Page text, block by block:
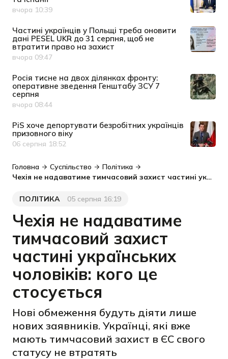
Дата публікації
вчора 10:39
Частині українців у Польщі треба оновити
дані PESEL UKR до 31 серпня, щоб не
втратити право на захист
Дата публікації
вчора 09:47
Росія тисне на двох ділянках фронту:
оперативне зведення Генштабу ЗСУ 7
серпня
Дата публікації
вчора 08:44
PiS хоче депортувати безробітних українців
призовного віку
Дата публікації
06 серпня 18:52
Головна Суспільство
Політика
Чехія не надаватиме тимчасовий захист частині українських чоловіків: кого це стосується
Категорія
ПОЛІТИКА
Дата публікації05 серпня 16:19
Чехія не надаватиме
тимчасовий захист
частині українських
чоловіків: кого це
стосується
Нові обмеження будуть діяти лише
нових заявників. Українці, які вже
мають тимчасовий захист в ЄС свого
статусу не втратять